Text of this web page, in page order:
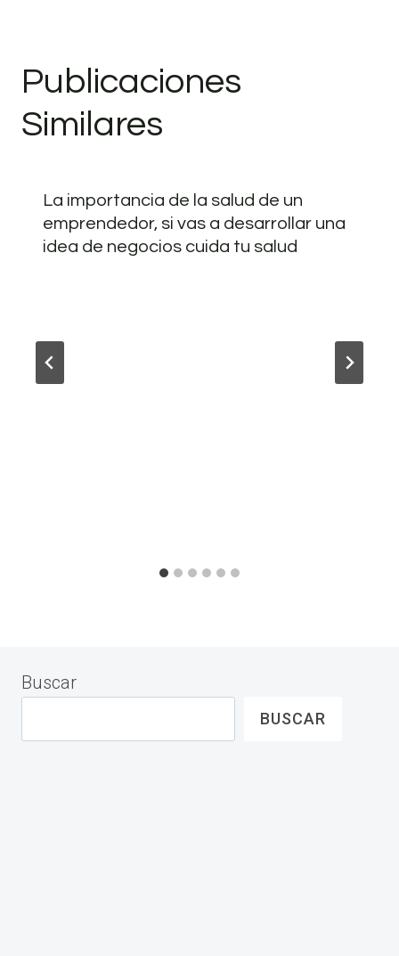
Publicaciones
Similares
La importancia de la salud de un
emprendedor, si vas a desarrollar una
idea de negocios cuida tu salud
Buscar
BUSCAR